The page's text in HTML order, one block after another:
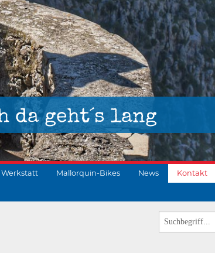
da geht´s lang
Werkstatt Mallorquin-Bikes News Kontakt